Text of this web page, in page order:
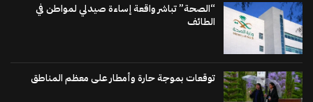
“الصحة” تباشر واقعة إساءة صيدلي لمواطن في
الطائف
توقعات بموجة حارة وأمطار على معظم المناطق